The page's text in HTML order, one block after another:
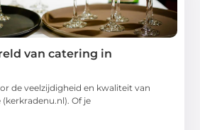
van catering in
de veelzijdigheid en kwaliteit van
Of je